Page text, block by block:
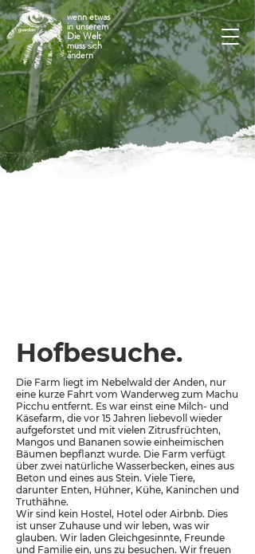
wenn etwas
in unserem
Die Welt
muss sich
ändern
Hofbesuche.
Die Farm liegt im Nebelwald der Anden, nur
eine kurze Fahrt vom Wanderweg zum Machu
Picchu entfernt. Es war einst eine Milch- und
Käsefarm, die vor 15 Jahren liebevoll wieder
aufgeforstet und mit vielen Zitrusfrüchten,
Mangos und Bananen sowie einheimischen
Bäumen bepflanzt wurde. Die Farm verfügt
über zwei natürliche Wasserbecken, eines aus
Beton und eines aus Stein. Viele Tiere,
darunter Enten, Hühner, Kühe, Kaninchen und
Truthähne.
Wir sind kein Hostel, Hotel oder Airbnb. Dies
ist unser Zuhause und wir leben, was wir
glauben. Wir laden Gleichgesinnte, Freunde
und Familie ein, uns zu besuchen. Wir freuen